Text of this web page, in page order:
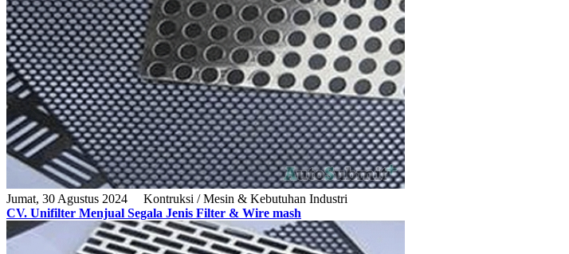
Jumat, 30 Agustus 2024 Kontruksi / Mesin & Kebutuhan Industri
CV. Unifilter Menjual Segala Jenis Filter & Wire mash